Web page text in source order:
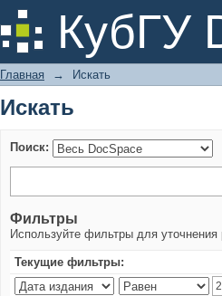
КубГУ
Искать
Главная → Искать
Искать
Поиск:
Фильтры
Используйте фильтры для уточнения
Текущие фильтры: